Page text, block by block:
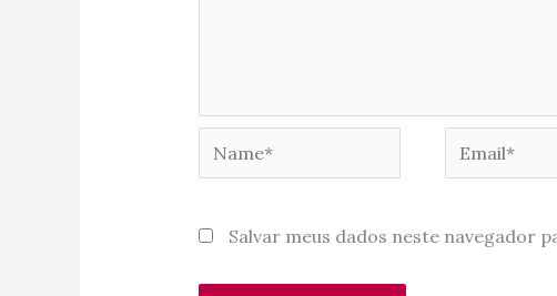
Salvar meus dados neste navegador